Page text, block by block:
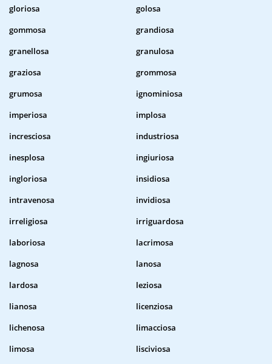
gloriosa
golosa
gommosa
grandiosa
granellosa
granulosa
graziosa
grommosa
grumosa
ignominiosa
imperiosa
implosa
incresciosa
industriosa
inesplosa
ingiuriosa
ingloriosa
insidiosa
intravenosa
invidiosa
irreligiosa
irriguardosa
laboriosa
lacrimosa
lagnosa
lanosa
lardosa
leziosa
lianosa
licenziosa
lichenosa
limacciosa
limosa
lisciviosa